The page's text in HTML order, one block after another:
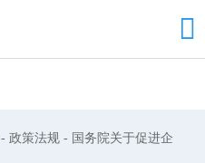

-政策法规 - 国务院关于促进企